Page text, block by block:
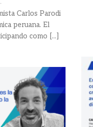
Carlos Parodi
peruana. El
como [...]